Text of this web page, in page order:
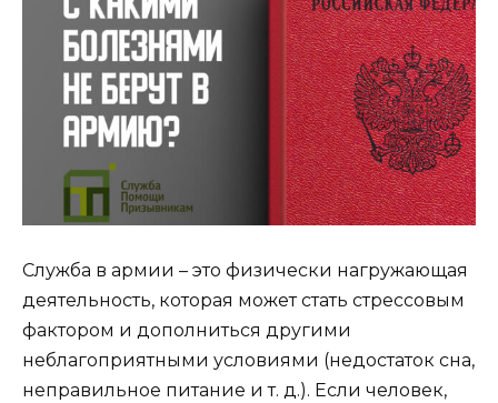
Служба в армии – это физически нагружающая
деятельность, которая может стать стрессовым
фактором и дополниться другими
неблагоприятными условиями (недостаток сна,
неправильное питание и т. д.). Если человек,